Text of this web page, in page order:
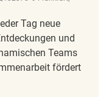
Tag neue
und
Teams
fördert